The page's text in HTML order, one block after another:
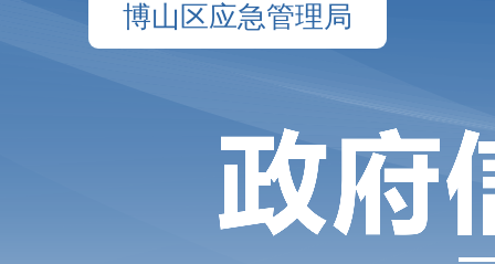
博山区应急管理局